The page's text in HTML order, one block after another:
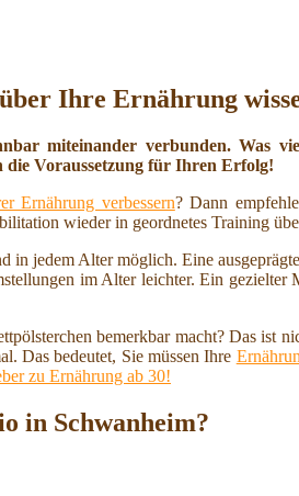
Ihre Ernährung
miteinander verbunden. Was
Voraussetzung für Ihren Erfolg!
Ernährung verbessern? Dann
wieder in geordnetes Training
in jedem Alter möglich. Eine
im Alter leichter. Ein gezielter
bemerkbar macht? Das
Das bedeutet, Sie müssen Ihre
zu Ernährung ab 30!
in Schwanheim?